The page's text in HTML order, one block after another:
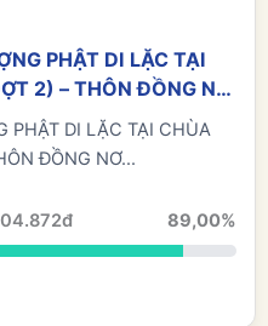
PHẬT DI LẶC TẠI
2) – THÔN ĐỒNG NƠ
NAI
PHẬT DI LẶC TẠI CHÙA
ĐỒNG NƠ...
89,00%